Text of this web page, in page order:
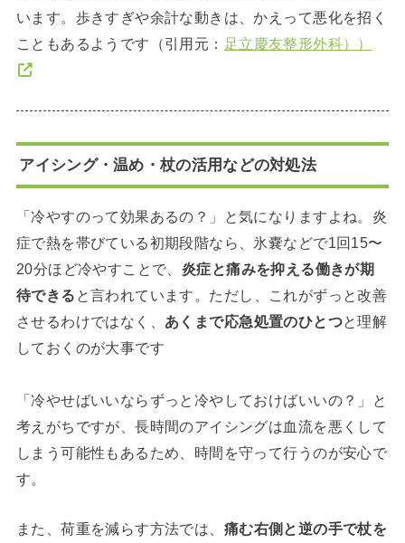
います。歩きすぎや余計な動きは、かえって悪化を招く
こともあるようです（引用元： 足立慶友整形外科））
アイシング・温め・杖の活用などの対処法
「冷やすのって効果あるの？」と気になりますよね。炎
症で熱を帯びている初期段階なら、氷嚢などで1回15〜
20分ほど冷やすことで、 炎症と痛みを抑える働きが期
待できる と言われています。ただし、これがずっと改善
させるわけではなく、 あくまで応急処置のひとつと理解
しておくのが大事です
「冷やせばいいならずっと冷やしておけばいいの？」と
考えがちですが、長時間のアイシングは血流を悪くして
しまう可能性もあるため、時間を守って行うのが安心で
す。
また、荷重を減らす方法では、 痛む右側と逆の手で杖を